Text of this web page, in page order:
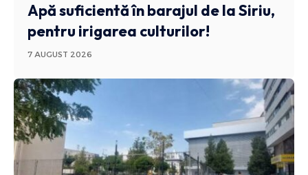
Apă suficientă în barajul de la Siriu,
pentru irigarea culturilor!
7 AUGUST 2026